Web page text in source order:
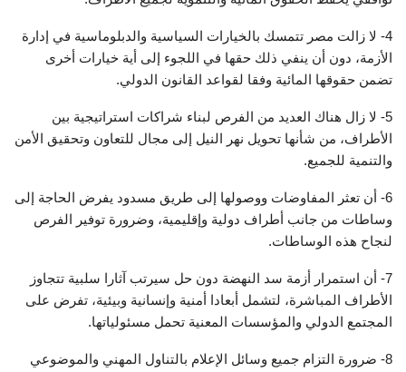
4- لا زالت مصر تتمسك بالخيارات السياسية والدبلوماسية في إدارة
الأزمة، دون أن ينفي ذلك حقها في اللجوء إلى أية خيارات أخرى
تضمن حقوقها المائية وفقا لقواعد القانون الدولي.
5- لا زال هناك العديد من الفرص لبناء شراكات استراتيجية بين
الأطراف، من شأنها تحويل نهر النيل إلى مجال للتعاون وتحقيق الأمن
والتنمية للجميع.
6- أن تعثر المفاوضات ووصولها إلى طريق مسدود يفرض الحاجة إلى
وساطات من جانب أطراف دولية وإقليمية، وضرورة توفير الفرص
لنجاح هذه الوساطات.
7- أن استمرار أزمة سد النهضة دون حل سيرتب آثارا سلبية تتجاوز
الأطراف المباشرة، لتشمل أبعادا أمنية وإنسانية وبيئية، تفرض على
المجتمع الدولي والمؤسسات المعنية تحمل مسئولياتها.
8- ضرورة التزام جميع وسائل الإعلام بالتناول المهني والموضوعي